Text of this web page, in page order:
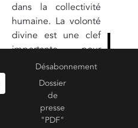
dans la collectivité
humaine. La volonté
divine est une clef
importante pour
concrétiser cet
amour, cette force
suprême qui guide
l'évolution de tous
les êtres vivants.
Désabonnement
Dossier
de
presse
"PDF"